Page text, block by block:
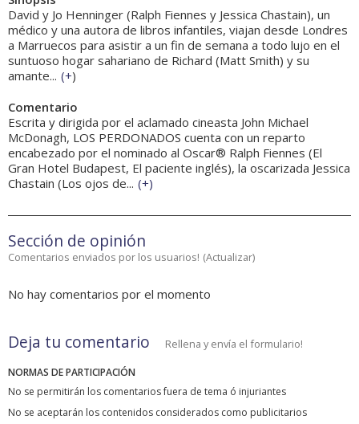
David y Jo Henninger (Ralph Fiennes y Jessica Chastain), un
médico y una autora de libros infantiles, viajan desde Londres
a Marruecos para asistir a un fin de semana a todo lujo en el
suntuoso hogar sahariano de Richard (Matt Smith) y su
amante... (+)
Comentario
Escrita y dirigida por el aclamado cineasta John Michael
McDonagh, LOS PERDONADOS cuenta con un reparto
encabezado por el nominado al Oscar® Ralph Fiennes (El
Gran Hotel Budapest, El paciente inglés), la oscarizada Jessica
Chastain (Los ojos de... (+)
Sección de opinión
Comentarios enviados por los usuarios! (Actualizar)
No hay comentarios por el momento
Deja tu comentario Rellena y envía el formulario!
NORMAS DE PARTICIPACIÓN
No se permitirán los comentarios fuera de tema ó injuriantes
No se aceptarán los contenidos considerados como publicitarios